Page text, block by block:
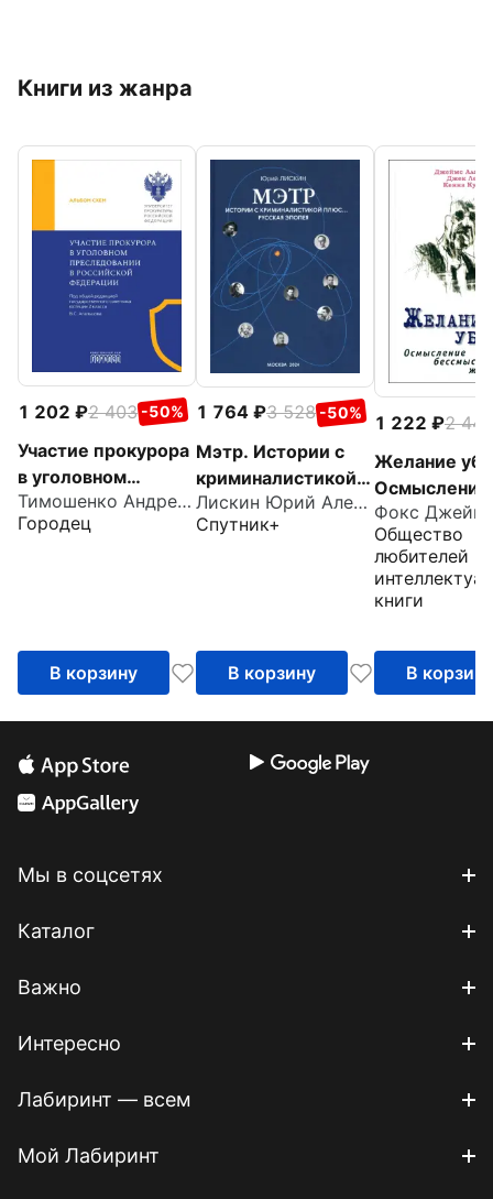
Книги из жанра
1 202 2 403 -50%
Участие прокурора
в уголовном
преследовании в
Российской
Тимошенко Андрей Анатольевич
Городец
В корзину
1 764 3 528 -50%
Мэтр. Истории с
криминалистикой
плюс… Русская
эпопея
Лискин Юрий Александрович
Спутник+
В корзину
1 222
2 443
Желание
Осмысление
жестокости
Фокс
Общество
любителей
книги
В корзину
Мы в соцсетях
Каталог
Важно
Интересно
Лабиринт — всем
Мой Лабиринт